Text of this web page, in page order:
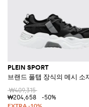
PLEIN SPORT
브랜드 풀탭 장식의 메시
₩409,315
₩204,658
-50%